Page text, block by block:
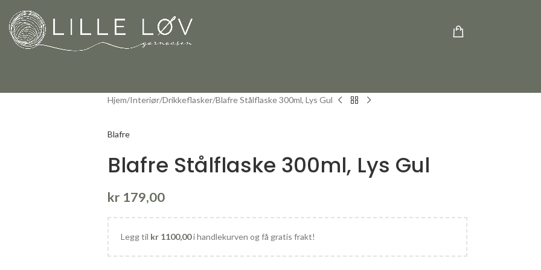
Hjem Interiør Drikkeflasker Blafre Stålflaske 300ml, Lys Gul
Blafre
Blafre Stålflaske 300ml, Lys Gul
kr 179,00
Legg til kr1100,00i handlekurven og få gratis frakt!